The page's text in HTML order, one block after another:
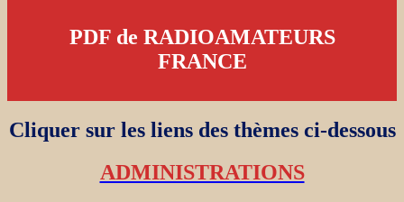
PDF de RADIOAMATEURS
FRANCE
Cliquer sur les liens des thèmes ci-dessous
ADMINISTRATIONS